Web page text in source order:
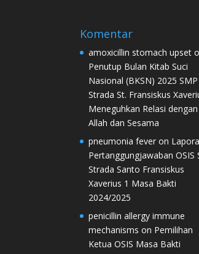
Komentar
amoxicillin stomach upset
Penutup Bulan Kitab Suci
Nasional (BKSN) 2025 SMP
Strada St. Fransiskus
Meneguhkan Relasi dengan
Allah dan Sesama
pneumonia feveron
Pertanggungjawaban OSIS
Strada Santo Fransiskus
Xaverius 1 Masa Bakti
2024/2025
penicillin allergy immune
mechanisms on Pemilihan
Ketua OSIS Masa Bakti